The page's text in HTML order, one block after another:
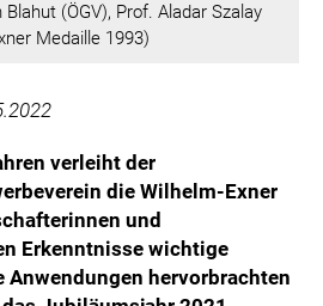
(ÖGV), Prof. Aladar Szalay
Medaille 1993)
verleiht der
die Wilhelm-Exner
und
Erkenntnisse wichtige
hervorbrachten